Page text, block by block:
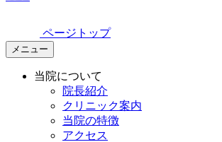
ページトップ
メニュー
当院について
院長紹介
クリニック案内
当院の特徴
アクセス